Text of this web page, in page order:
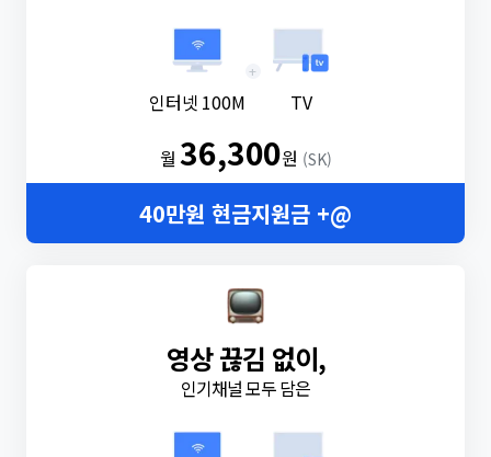
인터넷 100M
+
TV
월36,300원 (SK)
40만원 현금지원금 +@
영상 끊김 없이,
인기채널 모두 담은